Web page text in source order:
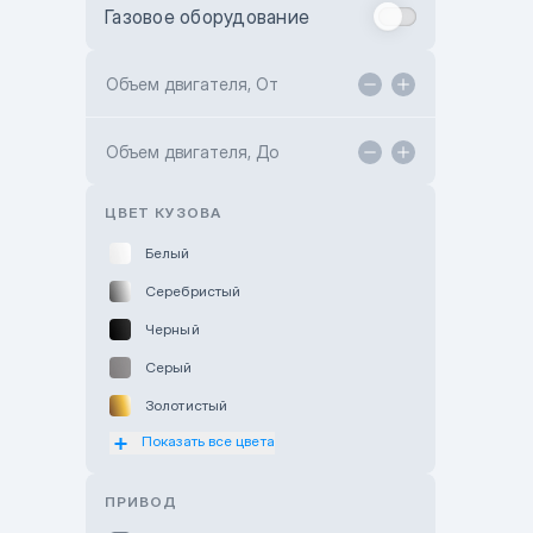
Toyota Kokshetau
Hyundai ShymCity
Газовое оборудование
Объем двигателя, От
Объем двигателя, До
ЦВЕТ КУЗОВА
Белый
Серебристый
Черный
Серый
Золотистый
Оранжевый
Показать все цвета
ПРИВОД